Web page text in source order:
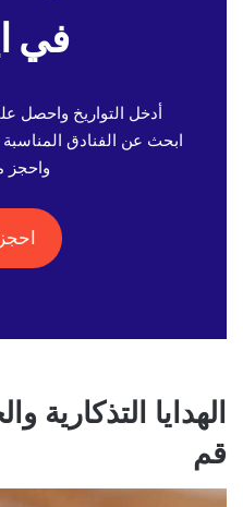
في
أدخل التواريخ واحصل
ابحث عن الفنادق
واحجز
الهدايا التذكارية
قم